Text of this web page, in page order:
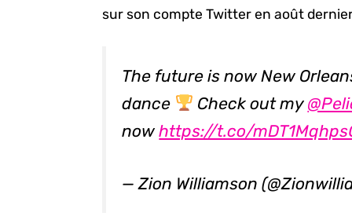
sur son compte Twitter en août
The future is now New
dance
Check out my
nowhttps://t.co/
— Zion Williamson